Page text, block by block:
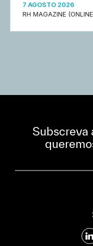
7 AGOSTO 2026
RH MAGAZINE
Subscreva
Subscreva a nossa